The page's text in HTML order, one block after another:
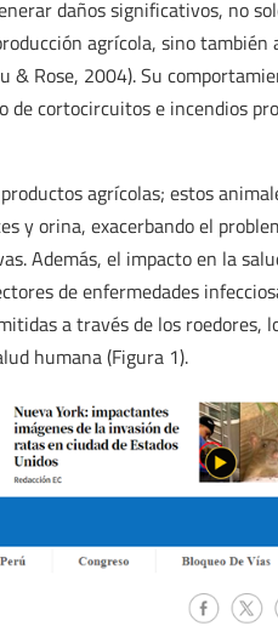
daños significativos, no
agrícola, sino también
Rose, 2004). Su
de cortocircuitos e incendios
agrícolas; estos
y orina, exacerbando el
Además, el impacto en la
de enfermedades
a través de los roedores,
humana (Figura 1).